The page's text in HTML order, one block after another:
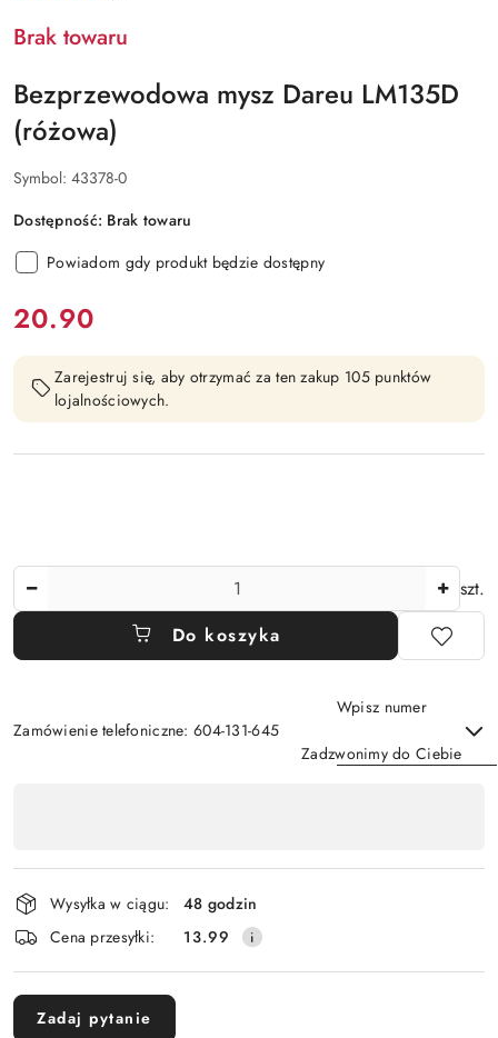
Brak towaru
Bezprzewodowa mysz Dareu LM135D
(różowa)
Symbol: 43378-0
Dostępność: Brak towaru
Powiadom gdy produkt będzie dostępny
cena:
20.90
Zarejestruj się, aby otrzymać za ten zakup 105 punktów
lojalnościowych.
szt.
Do koszyka
Zamówienie telefoniczne: 604-131-645
Wpisz numer
Zadzwonimy do Ciebie
płatność
i
dostawa
Wysyłka w ciągu:
48 godzin
Cena przesyłki:
13.99
Zadaj pytanie